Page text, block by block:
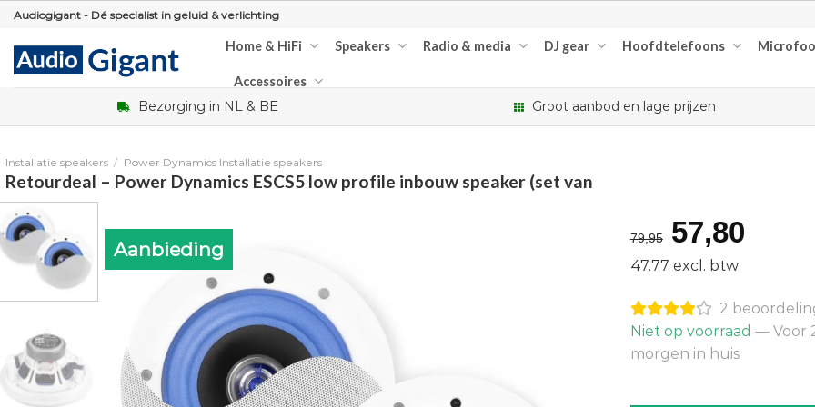
Skip
content
Audiogigant - Dé specialist in geluid & verlichting
Home & HiFi Speakers Radio & media DJ gear Hoofdtelefoons
Accessoires
Bezorging in NL & BE Groot aanbod en lage prijzen
Installatie speakers / Power Dynamics Installatie speakers
Retourdeal – Power Dynamics ESCS5 low profile inbouw speaker (set van
Aanbieding 79,95
prijs
was:
€79,95.
57,80
47.77 excl. btw
2
Niet op voorraad — Voor
morgen in huis